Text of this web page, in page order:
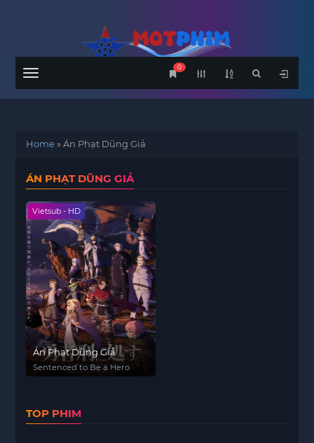
Menu
0
Home»Án Phạt Dũng Giả
ÁN PHẠT DŨNG GIẢ
Vietsub - HD
Án Phạt Dũng Giả
Sentenced to Be a Hero
TOP PHIM